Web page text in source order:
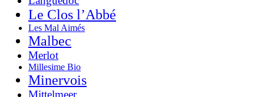
Le Clos l’Abbé
Les Mal Aimés
Malbec
Merlot
Millesime Bio
Minervois
Mittelmeer